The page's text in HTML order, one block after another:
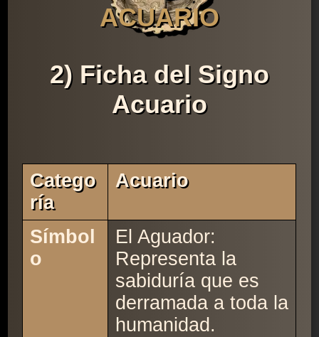
ACUARIO
2) Ficha del Signo
Acuario
Catego
Ría
Acuario
Símbol
o
El Aguador:
Representa la
sabiduría que es
derramada a toda la
humanidad.